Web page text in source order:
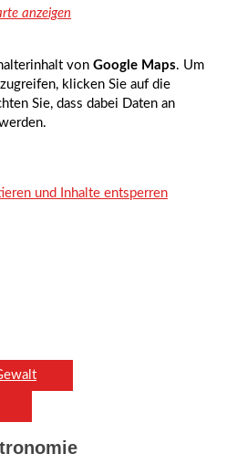
anzeigen
von Google Maps. Um
klicken Sie auf die
Sie, dass dabei Daten an
und Inhalte entsperren